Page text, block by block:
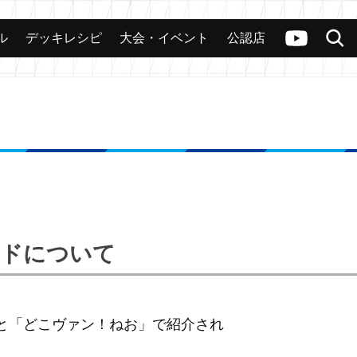
ヴァンガードch
検索
カード 大会 公認店舗 その他
デッキレシピ 大会・イベント 公認店
について
「どこヴァン！ねお」で紹介され